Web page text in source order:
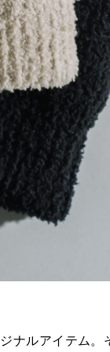
ナルアイテム。